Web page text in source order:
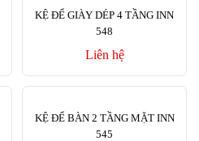
KỆ ĐỂ GIÀY DÉP 4 TẦNG INN
548
Liên hệ
KỆ ĐỂ BÀN 2 TẦNG MẶT INN
545